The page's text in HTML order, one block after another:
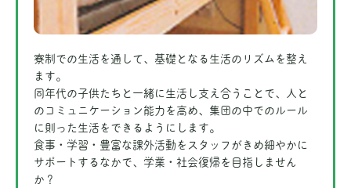
寮制での生活を通して、基礎となる生活のリズムを整え
ます。
同年代の子供たちと一緒に生活し支え合うことで、人と
のコミュニケーション能力を高め、集団の中でのルール
に則った生活をできるようにします。
食事・学習・豊富な課外活動をスタッフがきめ細やかに
サポートするなかで、学業・社会復帰を目指しません
か？